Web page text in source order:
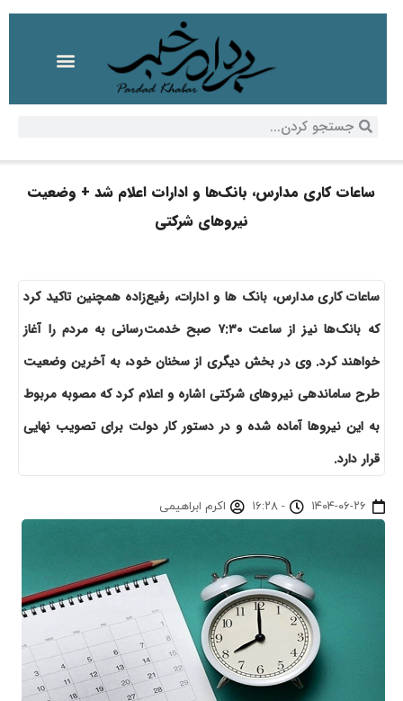
ساعات کاری مدارس، بانک‌ها و ادارات اعلام شد + وضعیت
نیروهای شرکتی
ساعات کاری مدارس، بانک ها و ادارات، رفیع‌زاده همچنین تاکید کرد
که بانک‌ها نیز از ساعت ۷:۳۰ صبح خدمت‌رسانی به مردم را آغاز
خواهند کرد. وی در بخش دیگری از سخنان خود، به آخرین وضعیت
طرح ساماندهی نیروهای شرکتی اشاره و اعلام کرد که مصوبه مربوط
به این نیروها آماده شده و در دستور کار دولت برای تصویب نهایی
قرار دارد.
۱۴۰۴-۰۶-۲۶ - ۱۶:۲۸ اکرم ابراهیمی